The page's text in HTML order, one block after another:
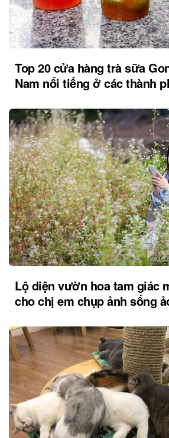
Top 20 cửa hàng trà sữa
Nam nổi tiếng ở các thành
Lộ diện vườn hoa tam giác
cho chị em chụp ảnh sống